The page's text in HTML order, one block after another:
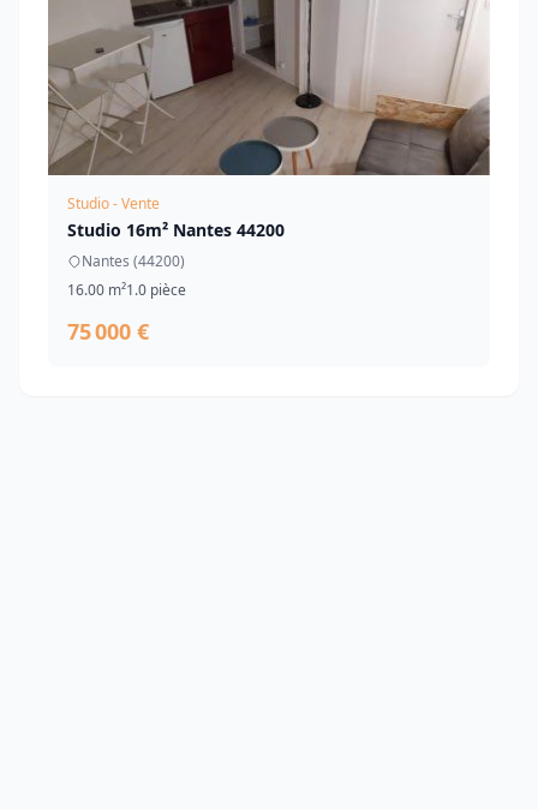
Studio - Vente
Studio 16m² Nantes 44200
Nantes (44200)
16.00 m²1.0 pièce
75 000 €